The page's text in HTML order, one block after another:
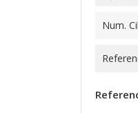
Num.